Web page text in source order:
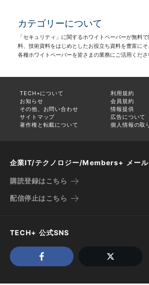
カテゴリーについて
「セキュリティ」に関するホワイトペーパーが無料
料、技術資料をはじめとしたお役立ち資料を豊富に
各種ホワイトペーパーを皆さまの業務にご活用くださ
TECH+について
利用規約
お知らせ
会員規約
その他、お問い合わせ
情報提供
サイトマップ
広告について
著作権と転載について
個人情報の取
企業IT/テクノロジー/Members+ メール
購読登録はこちら
配信停止はこちら
TECH+ 公式SNS